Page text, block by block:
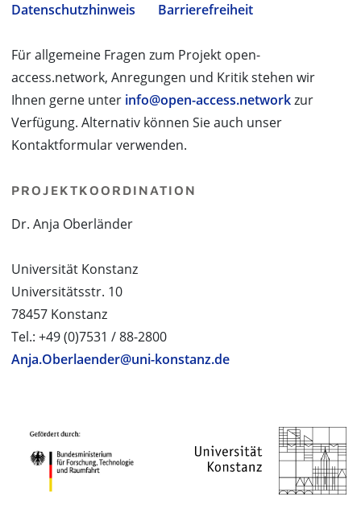
Datenschutzhinweis
Barrierefreiheit
Für allgemeine Fragen zum Projekt open-
access.network, Anregungen und Kritik stehen wir
Ihnen gerne unter info@open-access.networkzur
Verfügung. Alternativ können Sie auch unser
Kontaktformular verwenden.
PROJEKTKOORDINATION
Dr. Anja Oberländer
Universität Konstanz
Universitätsstr. 10
78457 Konstanz
Tel.: +49 (0)7531 / 88-2800
Anja.Oberlaender@uni-konstanz.de